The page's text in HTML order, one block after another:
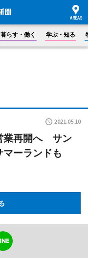
暮らす・働く 学ぶ・知る
2021.05.10
業再開へ サン
マーランドも